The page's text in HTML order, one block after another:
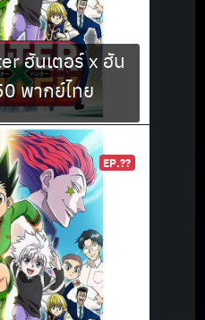
ฮันเตอร์ x ฮัน
พากย์ไทย
EP.??